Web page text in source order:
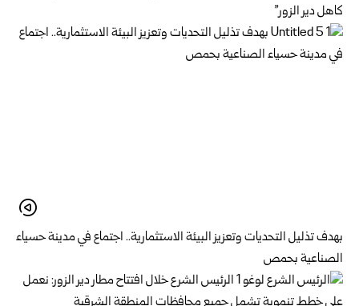
كاهل دير الزور”
بهدف تذليل التحديات وتعزيز البيئة الاستثمارية.. اجتماع في مدينة حسياء
الصناعية بحمص